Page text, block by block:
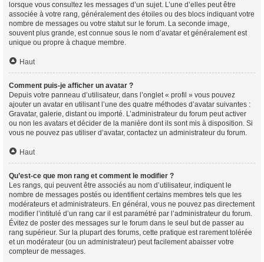
lorsque vous consultez les messages d’un sujet. L’une d’elles peut être
associée à votre rang, généralement des étoiles ou des blocs indiquant votre
nombre de messages ou votre statut sur le forum. La seconde image,
souvent plus grande, est connue sous le nom d’avatar et généralement est
unique ou propre à chaque membre.
Haut
Comment puis-je afficher un avatar ?
Depuis votre panneau d’utilisateur, dans l’onglet « profil » vous pouvez
ajouter un avatar en utilisant l’une des quatre méthodes d’avatar suivantes :
Gravatar, galerie, distant ou importé. L’administrateur du forum peut activer
ou non les avatars et décider de la manière dont ils sont mis à disposition. Si
vous ne pouvez pas utiliser d’avatar, contactez un administrateur du forum.
Haut
Qu’est-ce que mon rang et comment le modifier ?
Les rangs, qui peuvent être associés au nom d’utilisateur, indiquent le
nombre de messages postés ou identifient certains membres tels que les
modérateurs et administrateurs. En général, vous ne pouvez pas directement
modifier l’intitulé d’un rang car il est paramétré par l’administrateur du forum.
Évitez de poster des messages sur le forum dans le seul but de passer au
rang supérieur. Sur la plupart des forums, cette pratique est rarement tolérée
et un modérateur (ou un administrateur) peut facilement abaisser votre
compteur de messages.